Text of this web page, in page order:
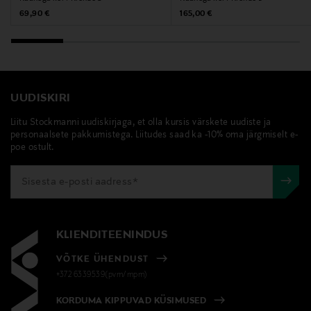
Original Price
69,90 €
Original Price
165,00 €
UUDISKIRI
Liitu Stockmanni uudiskirjaga, et olla kursis värskete uudiste ja
personaalsete pakkumistega. Liitudes saad ka -10% oma järgmiselt e-
poe ostult.
KLIENDITEENINDUS
VÕTKE ÜHENDUST
+372 6339539(pvm/mpm)
KORDUMA KIPPUVAD KÜSIMUSED